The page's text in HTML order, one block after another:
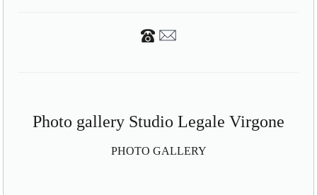
Photo gallery Studio Legale Virgone
PHOTO GALLERY